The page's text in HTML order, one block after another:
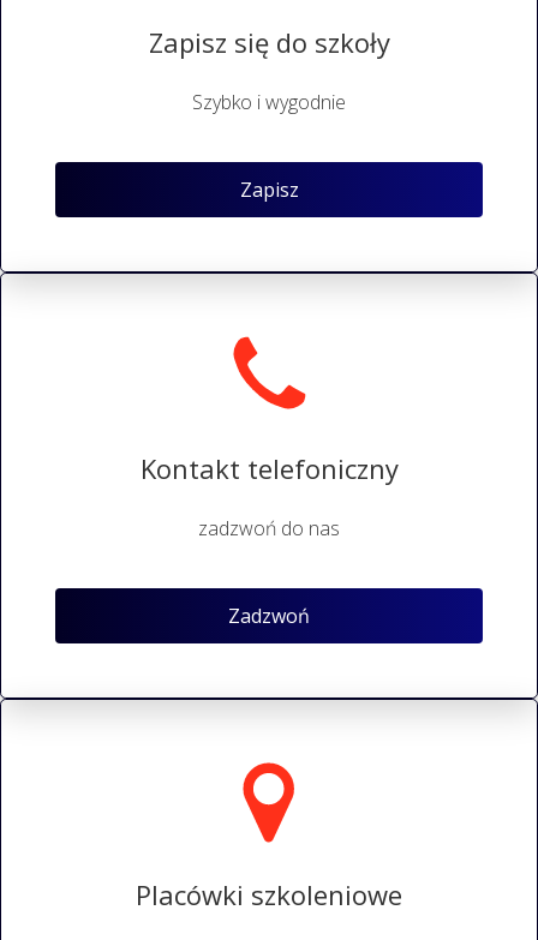
Zapisz się do szkoły
Szybko i wygodnie
Zapisz
Kontakt telefoniczny
zadzwoń do nas
Zadzwoń
Placówki szkoleniowe